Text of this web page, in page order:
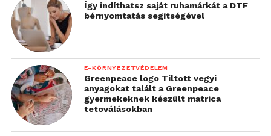
Így indíthatsz saját ruhamárkát a DTF
bérnyomtatás segítségével
E-KÖRNYEZETVÉDELEM
Greenpeace logo Tiltott vegyi
anyagokat talált a Greenpeace
gyermekeknek készült matrica
tetoválásokban